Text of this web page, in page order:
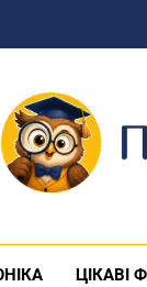
ЦІКАВІ